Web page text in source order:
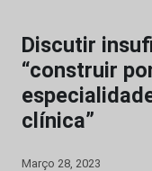
Discutir
“construir
clínica”
Março 28, 2023